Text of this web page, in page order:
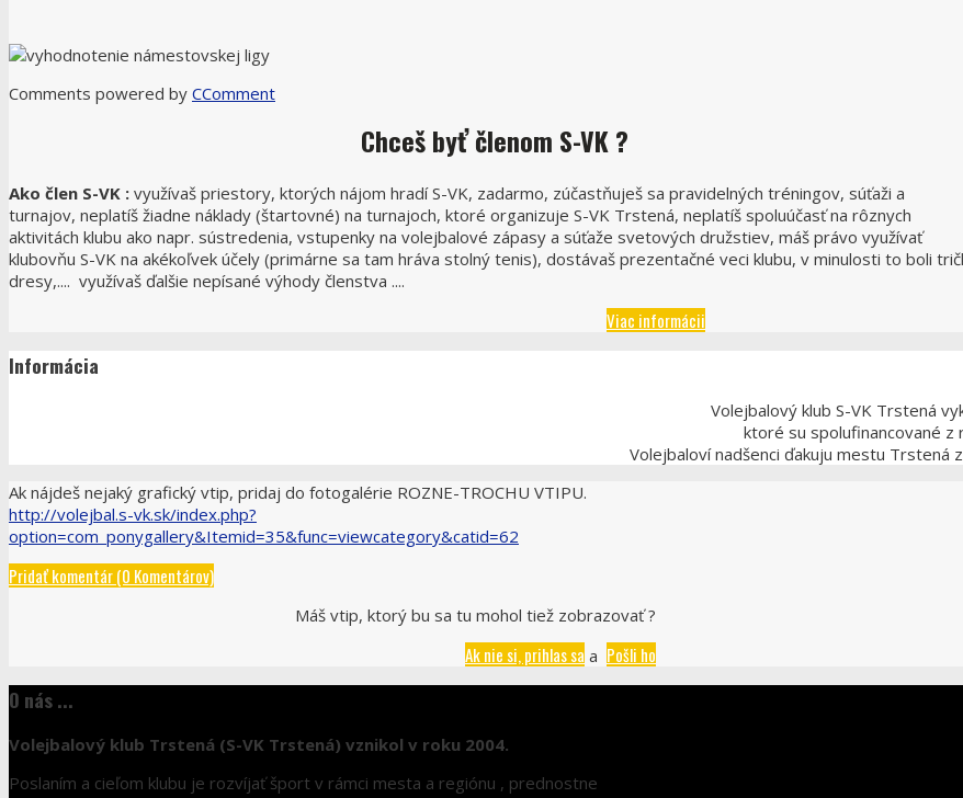
Comments powered by CComment
Chcešbyť členom S-VK ?
Ako člen S-VK : využívaš priestory, ktorých nájom hradí S-VK, zadarmo, zúčastňuješ sa pravidelných tréningov, súťaži a
turnajov, neplatíš žiadne náklady (štartovné) na turnajoch, ktoré organizuje S-VK Trstená, neplatíš spoluúčasť na rôznych
aktivitách klubu ako napr. sústredenia, vstupenky na volejbalové zápasy a súťaže svetových družstiev, máš právo využívať
klubovňu S-VK na akékoľvek účely (primárne sa tam hráva stolný tenis), dostávaš prezentačné veci klubu, v minulosti to boli
dresy,.... využívaš ďalšie nepísané výhody členstva ....
Viac informácii
Informácia
Volejbalový klub S-VK Trstená
ktoré su spolufinancované
Volejbaloví nadšenci ďakuju mestu Trstená
Ak nájdeš nejaký grafický vtip, pridaj do fotogalérie ROZNE-TROCHU VTIPU.
http://volejbal.s-vk.sk/index.php?
option=com_ponygallery&Itemid=35&func=viewcategory&catid=62
Pridať komentár (0 Komentárov)
Máš vtip, ktorý bu sa tu mohol tiež zobrazovať ?
Ak nie si, prihlas sa a Pošli ho
O nás ...
Volejbalový klub Trstená (S-VK Trstená) vznikol v roku 2004.
Poslaním a cieľom klubu je rozvíjať šport v rámci mesta a regiónu , prednostne